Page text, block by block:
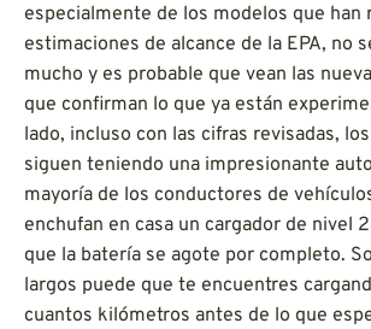
especialmente de los modelos que han
estimaciones de alcance de la EPA, no
mucho y es probable que vean las
que confirman lo que ya están
lado, incluso con las cifras revisadas,
siguen teniendo una impresionante
mayoría de los conductores de
enchufan en casa un cargador de nivel
que la batería se agote por completo.
largos puede que te encuentres
cuantos kilómetros antes de lo que